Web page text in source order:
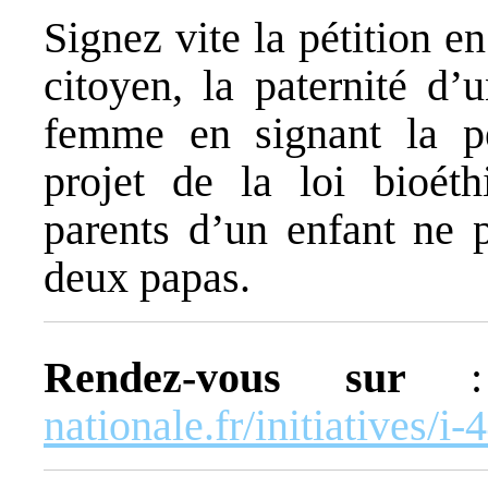
Signez vite la pétition
citoyen, la paternité
femme en signant la
projet de la loi
parents d’un enfant ne
deux papas.
Rendez-vous sur
nationale.fr/initiatives/i-